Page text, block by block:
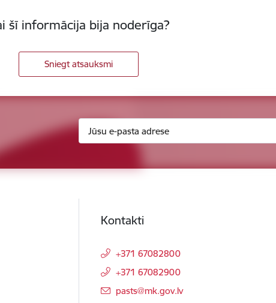
šī informācija bija noderīga?
Sniegt atsauksmi
Kontakti
+371 67082800
+371 67082900
E-pasts:
pasts@mk.gov.lv